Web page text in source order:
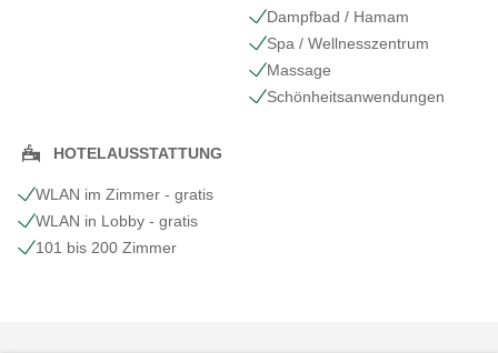
Dampfbad / Hamam
Spa / Wellnesszentrum
Massage
Schönheits​anwendungen
HOTELAUSSTATTUNG
WLAN im Zimmer - gratis
WLAN in Lobby - gratis
101 bis 200 Zimmer